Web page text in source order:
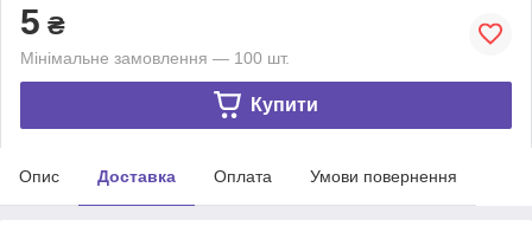
5 ₴
Мінімальне замовлення — 100 шт.
Купити
Опис Доставка Оплата Умови повернення